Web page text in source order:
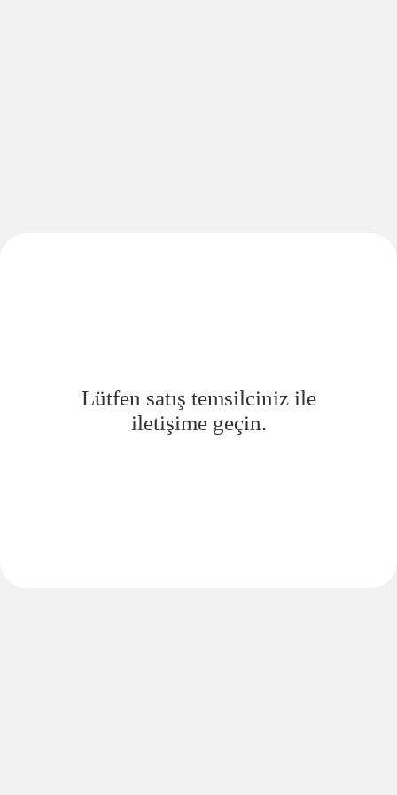
Lütfen satış temsilciniz ile
iletişime geçin.